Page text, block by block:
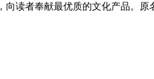
读者奉献最优质的文化产品。